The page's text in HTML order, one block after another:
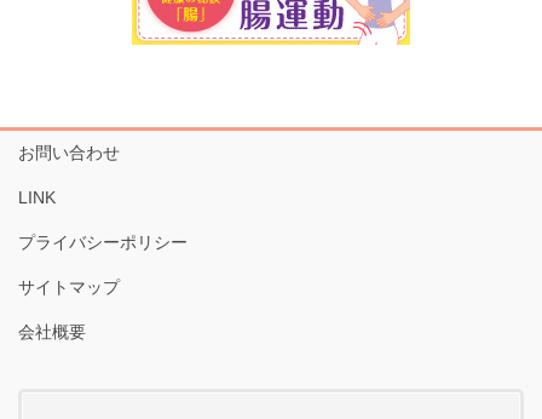
お問い合わせ
LINK
プライバシーポリシー
サイトマップ
会社概要